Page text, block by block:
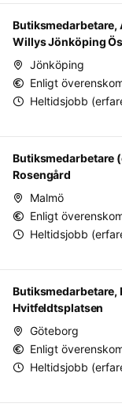
Butiksmedarbetare,
Willys Jönköping
Jönköping
Enligt
Heltidsjobb
Butiksmedarbetare
Rosengård
Malmö
Enligt
Heltidsjobb
Butiksmedarbetare,
Hvitfeldtsplatsen
Göteborg
Enligt
Heltidsjobb